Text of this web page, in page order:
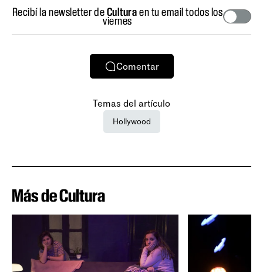
Recibí la newsletter deCulturaen tu email todos los
viernes
Comentar
Temas del artículo
Hollywood
Más de Cultura